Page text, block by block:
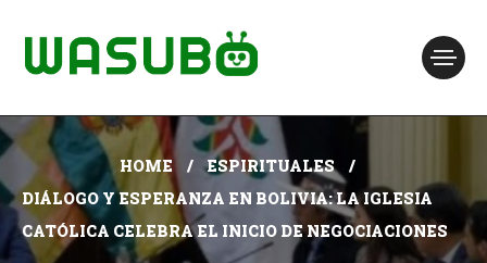
HOME
ESPIRITUALES
DIÁLOGO Y ESPERANZA EN BOLIVIA: LA IGLESIA
CATÓLICA CELEBRA EL INICIO DE NEGOCIACIONES